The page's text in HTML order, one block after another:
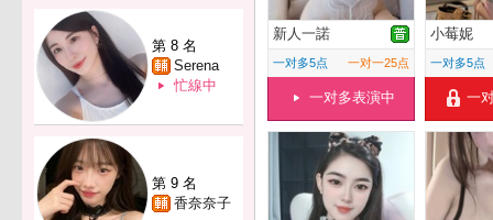
第 8 名
Serena
忙線中
第 9 名
香奈奈子
新人一諾
一对多5点 一对一25点
一对多表演中
小莓妮
一对多5点
一